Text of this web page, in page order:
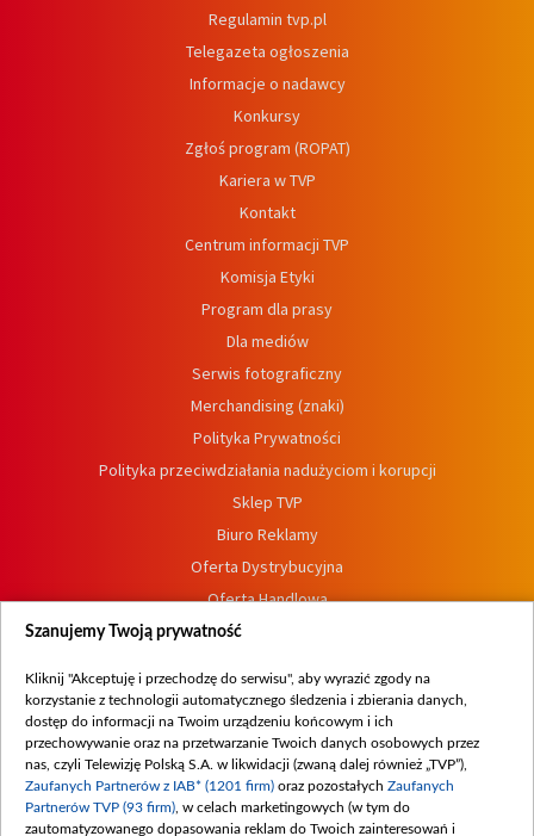
Regulamin tvp.pl
Telegazeta ogłoszenia
Informacje o nadawcy
Konkursy
Zgłoś program (ROPAT)
Kariera w TVP
Kontakt
Centrum informacji TVP
Komisja Etyki
Program dla prasy
Dla mediów
Serwis fotograficzny
Merchandising (znaki)
Polityka Prywatności
Polityka przeciwdziałania nadużyciom i korupcji
Sklep TVP
Biuro Reklamy
Oferta Dystrybucyjna
Oferta Handlowa
Dostępność
Procedura zgłoszeń wewnętrznych
Szanujemy Twoją prywatność
Kliknij "Akceptuję i przechodzę do serwisu", aby wyrazić zgody na
korzystanie z technologii automatycznego śledzenia i zbierania danych,
dostęp do informacji na Twoim urządzeniu końcowym i ich
przechowywanie oraz na przetwarzanie Twoich danych osobowych przez
nas, czyli Telewizję Polską S.A. w likwidacji (zwaną dalej również „TVP”),
Zaufanych Partnerów z IAB* (1201 firm) oraz pozostałych Zaufanych
Partnerów TVP (93 firm) , w celach marketingowych (w tym do
zautomatyzowanego dopasowania reklam do Twoich zainteresowań i